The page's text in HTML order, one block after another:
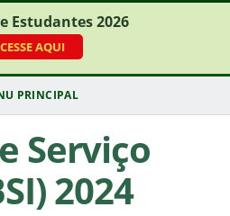
Estudantes 2026
AQUI
Serviço
2024